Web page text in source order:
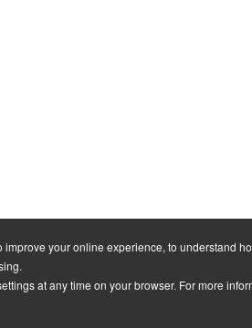
improve your online experience, to understand
at any time on your browser. For more